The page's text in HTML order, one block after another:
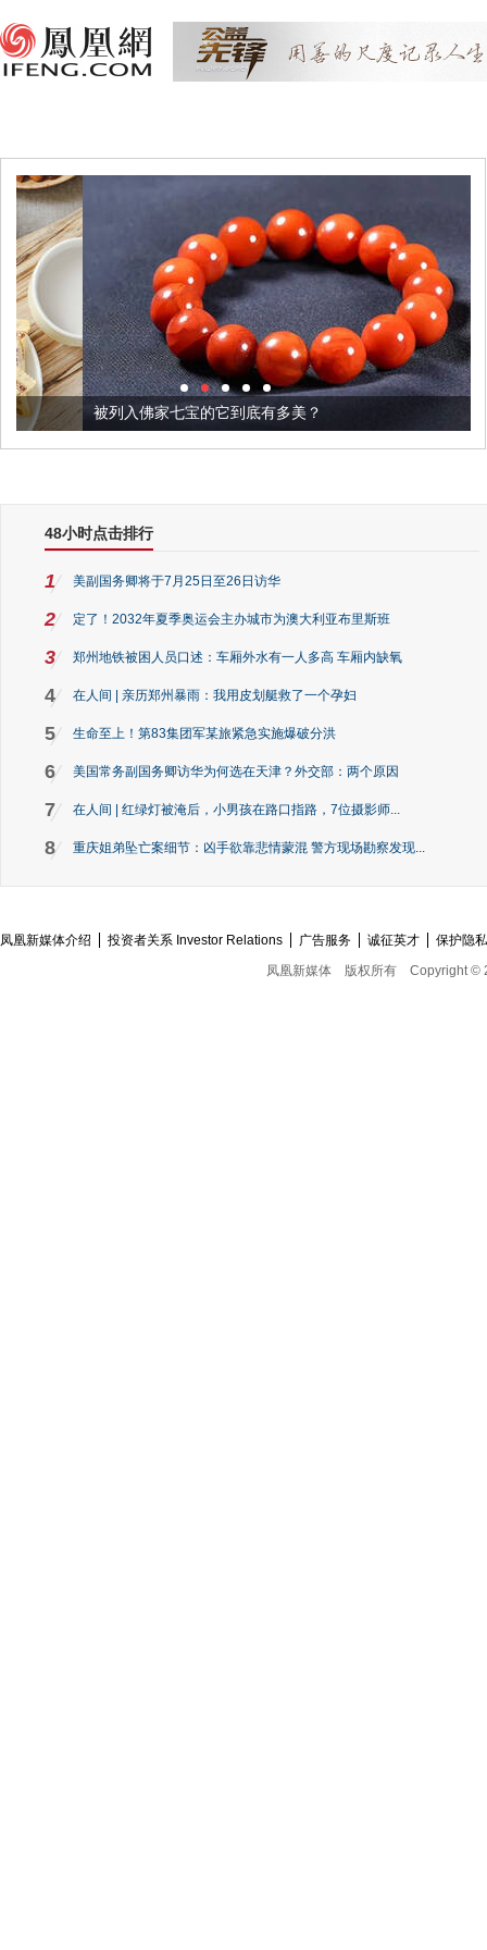
被列入佛家七宝的它到底有多美？
48小时点击排行
1 美副国务卿将于7月25日至26日访华
2 定了！2032年夏季奥运会主办城市为澳大利亚布里斯班
3 郑州地铁被困人员口述：车厢外水有一人多高 车厢内缺氧
4 在人间 | 亲历郑州暴雨：我用皮划艇救了一个孕妇
5 生命至上！第83集团军某旅紧急实施爆破分洪
6 美国常务副国务卿访华为何选在天津？外交部：两个原因
7 在人间 | 红绿灯被淹后，小男孩在路口指路，7位摄影师...
8 重庆姐弟坠亡案细节：凶手欲靠悲情蒙混 警方现场勘察发现...
凤凰新媒体介绍 投资者关系 Investor Relations 广告服务 诚征英才
保护隐
凤凰新媒体
版权所有 Copyright ©